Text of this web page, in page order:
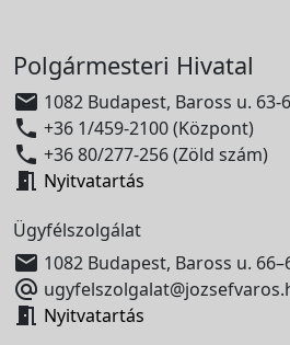
Polgármesteri Hivatal
 1082 Budapest, Baross u. 63-
 +36 1/459-2100 (Központ)
 +36 80/277-256 (Zöld szám)
 Nyitvatartás
Ügyfélszolgálat
 1082 Budapest, Baross u.

 Nyitvatartás